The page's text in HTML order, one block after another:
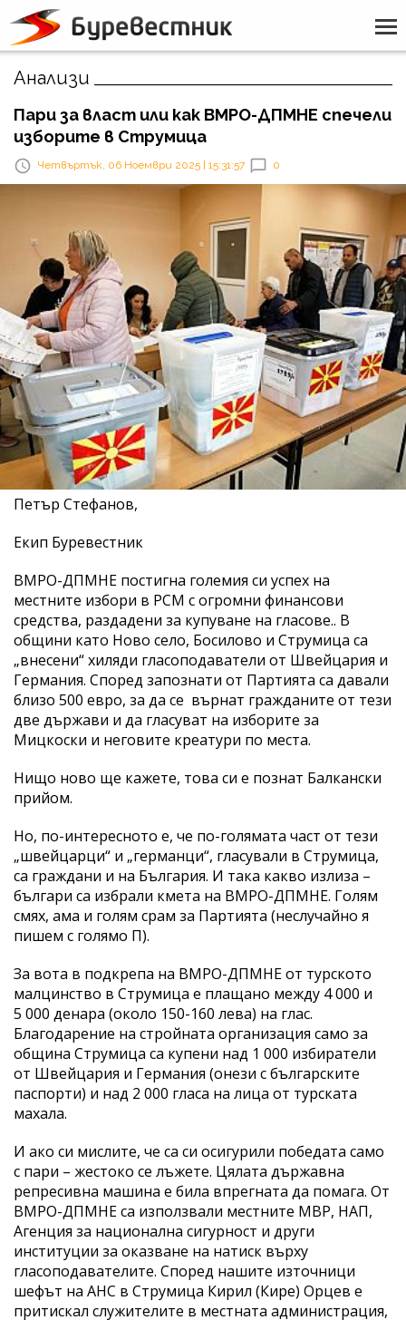
Анализи
Пари за власт или как ВМРО-ДПМНЕ спечели
изборите в Струмица
Четвъртък, 06 Ноември 2025 | 15:31:57 0
Петър Стефанов,
Екип Буревестник
ВМРО-ДПМНЕ постигна големия си успех на
местните избори в РСМ с огромни финансови
средства, раздадени за купуване на гласове.. В
общини като Ново село, Босилово и Струмица са
„внесени“ хиляди гласоподаватели от Швейцария и
Германия. Според запознати от Партията са давали
близо 500 евро, за да се върнат гражданите от тези
две държави и да гласуват на изборите за
Мицкоски и неговите креатури по места.
Нищо ново ще кажете, това си е познат Балкански
прийом.
Но, по-интересното е, че по-голямата част от тези
„швейцарци“ и „германци“, гласували в Струмица,
са граждани и на България. И така какво излиза –
българи са избрали кмета на ВМРО-ДПМНЕ. Голям
смях, ама и голям срам за Партията (неслучайно я
пишем с голямо П).
За вота в подкрепа на ВМРО-ДПМНЕ от турското
малцинство в Струмица е плащано между 4 000 и
5 000 денара (около 150-160 лева) на глас.
Благодарение на стройната организация само за
община Струмица са купени над 1 000 избиратели
от Швейцария и Германия (онези с българските
паспорти) и над 2 000 гласа на лица от турската
махала.
И ако си мислите, че са си осигурили победата само
с пари – жестоко се лъжете. Цялата държавна
репресивна машина е била впрегната да помага. От
ВМРО-ДПМНЕ са използвали местните МВР, НАП,
Агенция за национална сигурност и други
институции за оказване на натиск върху
гласоподавателите. Според нашите източници
шефът на АНС в Струмица Кирил (Кире) Орцев е
притискал служителите в местната администрация,